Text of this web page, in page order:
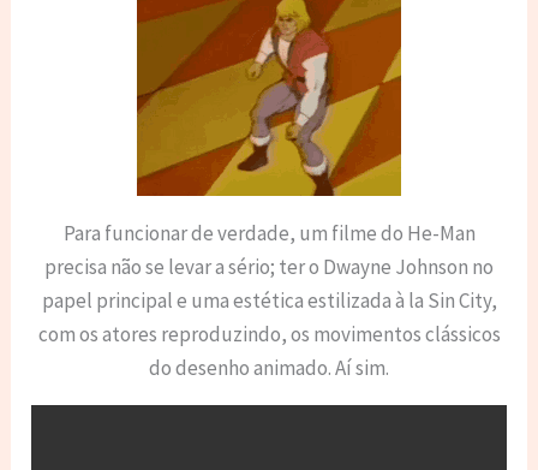
Para funcionar de verdade, um filme do He-Man
precisa não se levar a sério; ter o Dwayne Johnson no
papel principal e uma estética estilizada à la Sin City,
com os atores reproduzindo, os movimentos clássicos
do desenho animado. Aí sim.